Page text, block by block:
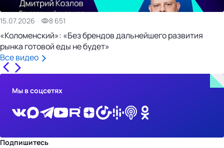
15.07.2026 8 651
«Коломенский»: «Без брендов дальнейшего развития
рынка готовой еды не будет»
Все видео
Мы в соцсетях
Подпишитесь